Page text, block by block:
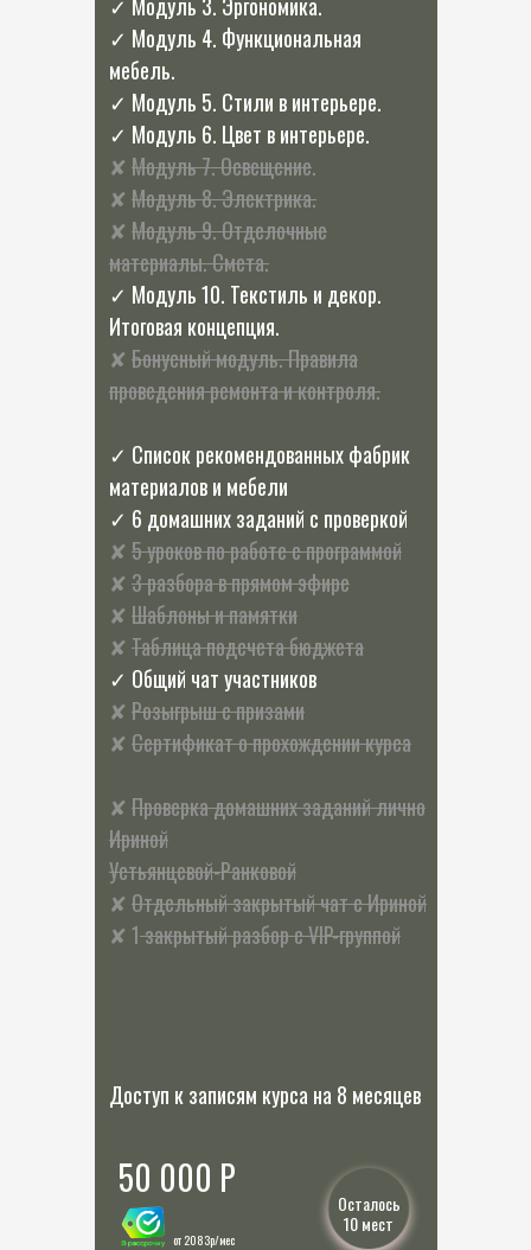
✓ Модуль 4. Функциональная
мебель.
✓ Модуль 5. Стили в интерьере.
✓ Модуль 6. Цвет в интерьере.
✘Модуль 7. Освещение.
✘Модуль 8. Электрика.
✘Модуль 9. Отделочные
материалы. Смета.
✓ Модуль 10. Текстиль и декор.
Итоговая концепция.
✘Бонусный модуль. Правила
проведения ремонта и контроля.
✓ Список рекомендованных фабрик
материалов и мебели
✓ 6 домашних заданий с проверкой
✘5 уроков по работе с программой
✘3 разбора в прямом эфире
✘Шаблоны и памятки
✘Таблица подсчета бюджета
✓ Общий чат участников
✘Розыгрыш с призами
✘Сертификат о прохождении курса
✘Проверка домашних заданий лично
Ириной
Устьянцевой-Ранковой
✘Отдельный закрытый чат с Ириной
✘ 1закрытый разбор с VIP-группой
Доступ к записям курса на 8 месяцев
50 000 P
Осталось
10 мест
от 2083р/мес